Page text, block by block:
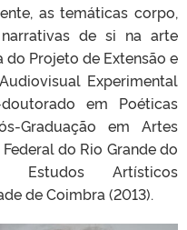
as temáticas corpo,
de si na arte
Projeto de Extensão e
Experimental
em Poéticas
Graduação em Artes
do Rio Grande do
Estudos Artísticos
de Coimbra (2013).